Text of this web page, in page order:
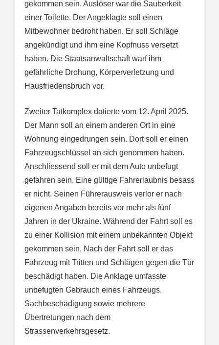
gekommen sein. Auslöser war die Sauberkeit
einer Toilette. Der Angeklagte soll einen
Mitbewohner bedroht haben. Er soll Schläge
angekündigt und ihm eine Kopfnuss versetzt
haben. Die Staatsanwaltschaft warf ihm
gefährliche Drohung, Körperverletzung und
Hausfriedensbruch vor.
Zweiter Tatkomplex datierte vom 12. April 2025.
Der Mann soll an einem anderen Ort in eine
Wohnung eingedrungen sein. Dort soll er einen
Fahrzeugschlüssel an sich genommen haben.
Anschliessend soll er mit dem Auto unbefugt
gefahren sein. Eine gültige Fahrerlaubnis besass
er nicht. Seinen Führerausweis verlor er nach
eigenen Angaben bereits vor mehr als fünf
Jahren in der Ukraine. Während der Fahrt soll es
zu einer Kollision mit einem unbekannten Objekt
gekommen sein. Nach der Fahrt soll er das
Fahrzeug mit Tritten und Schlägen gegen die Tür
beschädigt haben. Die Anklage umfasste
unbefugten Gebrauch eines Fahrzeugs,
Sachbeschädigung sowie mehrere
Übertretungen nach dem
Strassenverkehrsgesetz.